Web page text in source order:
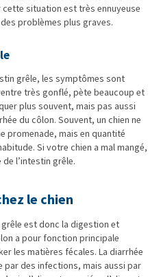
situation est très ennuyeuse
problèmes plus graves.
grêle, les symptômes sont
très gonflé, pète beaucoup et
plus souvent, mais pas aussi
du côlon. Souvent, un chien ne
promenade, mais en quantité
Si votre chien a mal mangé,
l’intestin grêle.
le chien
est donc la digestion et
a pour fonction principale
les matières fécales. La diarrhée
par des infections, mais aussi par